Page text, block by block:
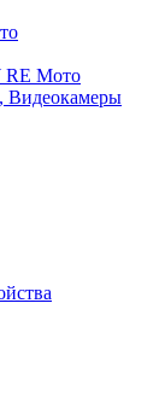
RE Мото
Видеокамеры